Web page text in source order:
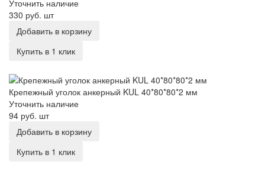
Уточнить наличие
330 руб. шт
Добавить в корзину
Купить в 1 клик
Крепежный уголок анкерный KUL 40*80*80*2 мм
Уточнить наличие
94 руб. шт
Добавить в корзину
Купить в 1 клик